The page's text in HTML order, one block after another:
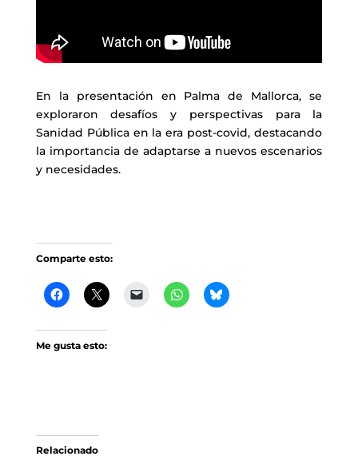
En la presentación en Palma de Mallorca, se
exploraron desafíos y perspectivas para la
Sanidad Pública en la era post-covid, destacando
la importancia de adaptarse a nuevos escenarios
y necesidades.
Comparte esto:
Me gusta esto:
Relacionado